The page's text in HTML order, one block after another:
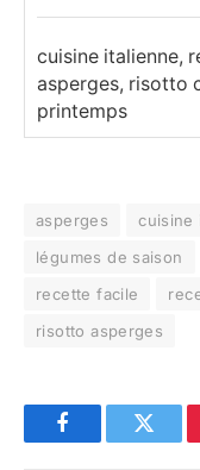
cuisine italienne,
asperges, risotto
printemps
asperges cuisine
légumes de saison
recette facile
risotto asperges
Facebook